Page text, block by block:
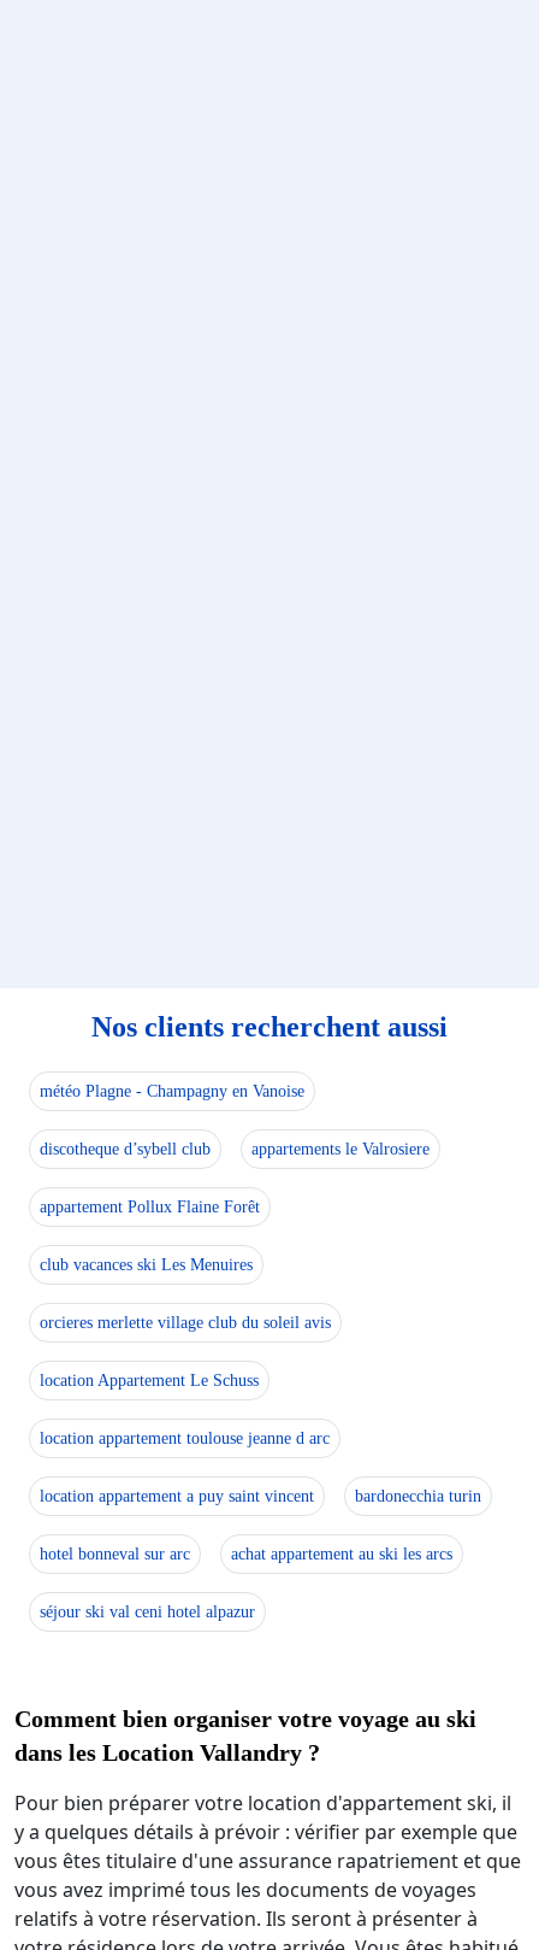
Nos clients recherchent aussi
météo Plagne - Champagny en Vanoise
discotheque d’sybell club appartements le Valrosiere
appartement Pollux Flaine Forêt
club vacances ski Les Menuires
orcieres merlette village club du soleil avis
location Appartement Le Schuss
location appartement toulouse jeanne d arc
location appartement a puy saint vincent bardonecchia turin
hotel bonneval sur arc achat appartement au ski les arcs
séjour ski val ceni hotel alpazur
Comment bien organiser votre voyage au ski
dans les Location Vallandry ?
Pour bien préparer votre location d'appartement ski, il
y a quelques détails à prévoir : vérifier par exemple que
vous êtes titulaire d'une assurance rapatriement et que
vous avez imprimé tous les documents de voyages
relatifs à votre réservation. Ils seront à présenter à